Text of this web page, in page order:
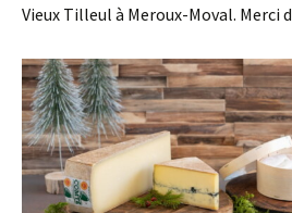
Vieux Tilleul à Meroux-Moval.